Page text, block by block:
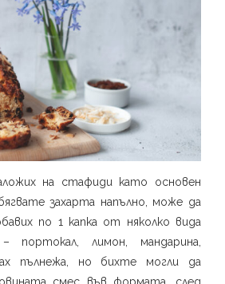
на стафиди като основен
захарта напълно, може да
по 1 капка от няколко вида
портокал, лимон, мандарина,
пълнежа, но бихте могли да
смес във формата, след